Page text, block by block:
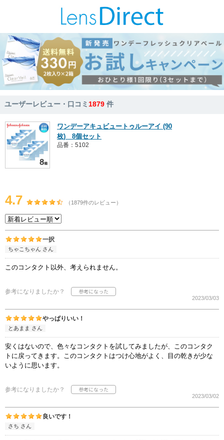
ユーザーレビュー・口コミ1879 件
ワンデーアキュビュートゥルーアイ (90
枚) 8個セット
品番：5102
4.7 （1879件のレビュー）
一択
ちゃこちゃん さん
このコンタクト以外、考えられません。
参考になりましたか？
2023/03/03
やっぱりいい！
とあまま さん
安くはないので、色々なコンタクトを試してみましたが、このコンタク
トに戻ってきます。このコンタクトはつけ心地がよく、目の乾きが少な
いように思います。
参考になりましたか？
2023/03/02
良いです！
さち さん